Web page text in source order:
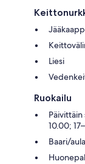
Liesi
Ruokailu
10.00;
Baari/